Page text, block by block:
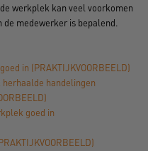
werkplek kan veel voorkomen
medewerker is bepalend.
in (PRAKTIJKVOORBEELD)
herhaalde handelingen
goed in